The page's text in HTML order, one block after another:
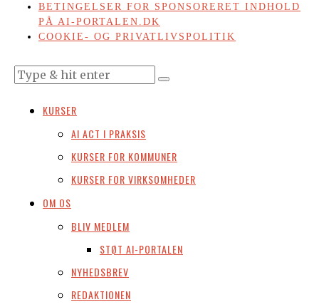
BETINGELSER FOR SPONSORERET INDHOLD
PÅ AI-PORTALEN.DK
COOKIE- OG PRIVATLIVSPOLITIK
KURSER
AI ACT I PRAKSIS
KURSER FOR KOMMUNER
KURSER FOR VIRKSOMHEDER
OM OS
BLIV MEDLEM
STØT AI-PORTALEN
NYHEDSBREV
REDAKTIONEN